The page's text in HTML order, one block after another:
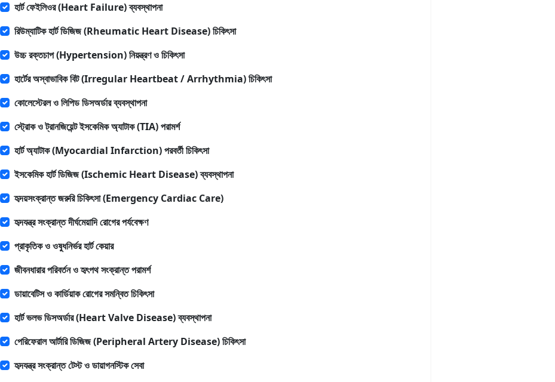
হার্ট ফেইলিওর (Heart Failure) ব্যবস্থাপনা
রিউম্যাটিক হার্ট ডিজিজ (Rheumatic Heart Disease) চিকিৎসা
উচ্চ রক্তচাপ (Hypertension) নিয়ন্ত্রণ ও চিকিৎসা
হার্টের অস্বাভাবিক বিট (Irregular Heartbeat / Arrhythmia) চিকিৎসা
কোলেস্টেরল ও লিপিড ডিসঅর্ডার ব্যবস্থাপনা
স্ট্রোক ও ট্রানজিয়েন্ট ইসকেমিক অ্যাটাক (TIA) পরামর্শ
হার্ট অ্যাটাক (Myocardial Infarction) পরবর্তী চিকিৎসা
ইসকেমিক হার্ট ডিজিজ (Ischemic Heart Disease) ব্যবস্থাপনা
হৃদয়সংক্রান্ত জরুরি চিকিৎসা (Emergency Cardiac Care)
হৃদযন্ত্র সংক্রান্ত দীর্ঘমেয়াদি রোগের পর্যবেক্ষণ
প্রাকৃতিক ও ওষুধনির্ভর হার্ট কেয়ার
জীবনধারার পরিবর্তন ও হৃৎপথ সংক্রান্ত পরামর্শ
ডায়াবেটিস ও কার্ডিয়াক রোগের সমন্বিত চিকিৎসা
হার্ট ভলভ ডিসঅর্ডার (Heart Valve Disease) ব্যবস্থাপনা
পেরিফেরাল আর্টারি ডিজিজ (Peripheral Artery Disease) চিকিৎসা
হৃদযন্ত্র সংক্রান্ত টেস্ট ও ডায়াগনস্টিক সেবা